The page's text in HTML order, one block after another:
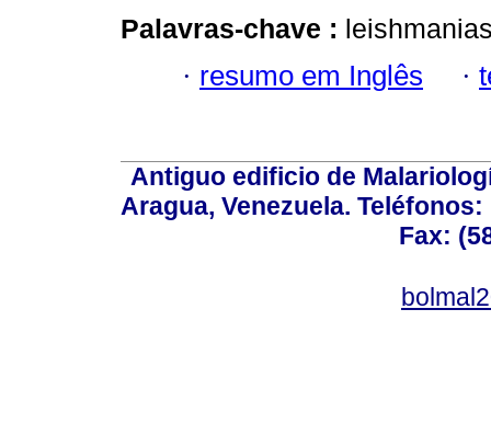
Palavras-chave :
· resumo em Inglês ·
Antiguo edificio de
Aragua, Venezuela. Teléfonos:
Fax: